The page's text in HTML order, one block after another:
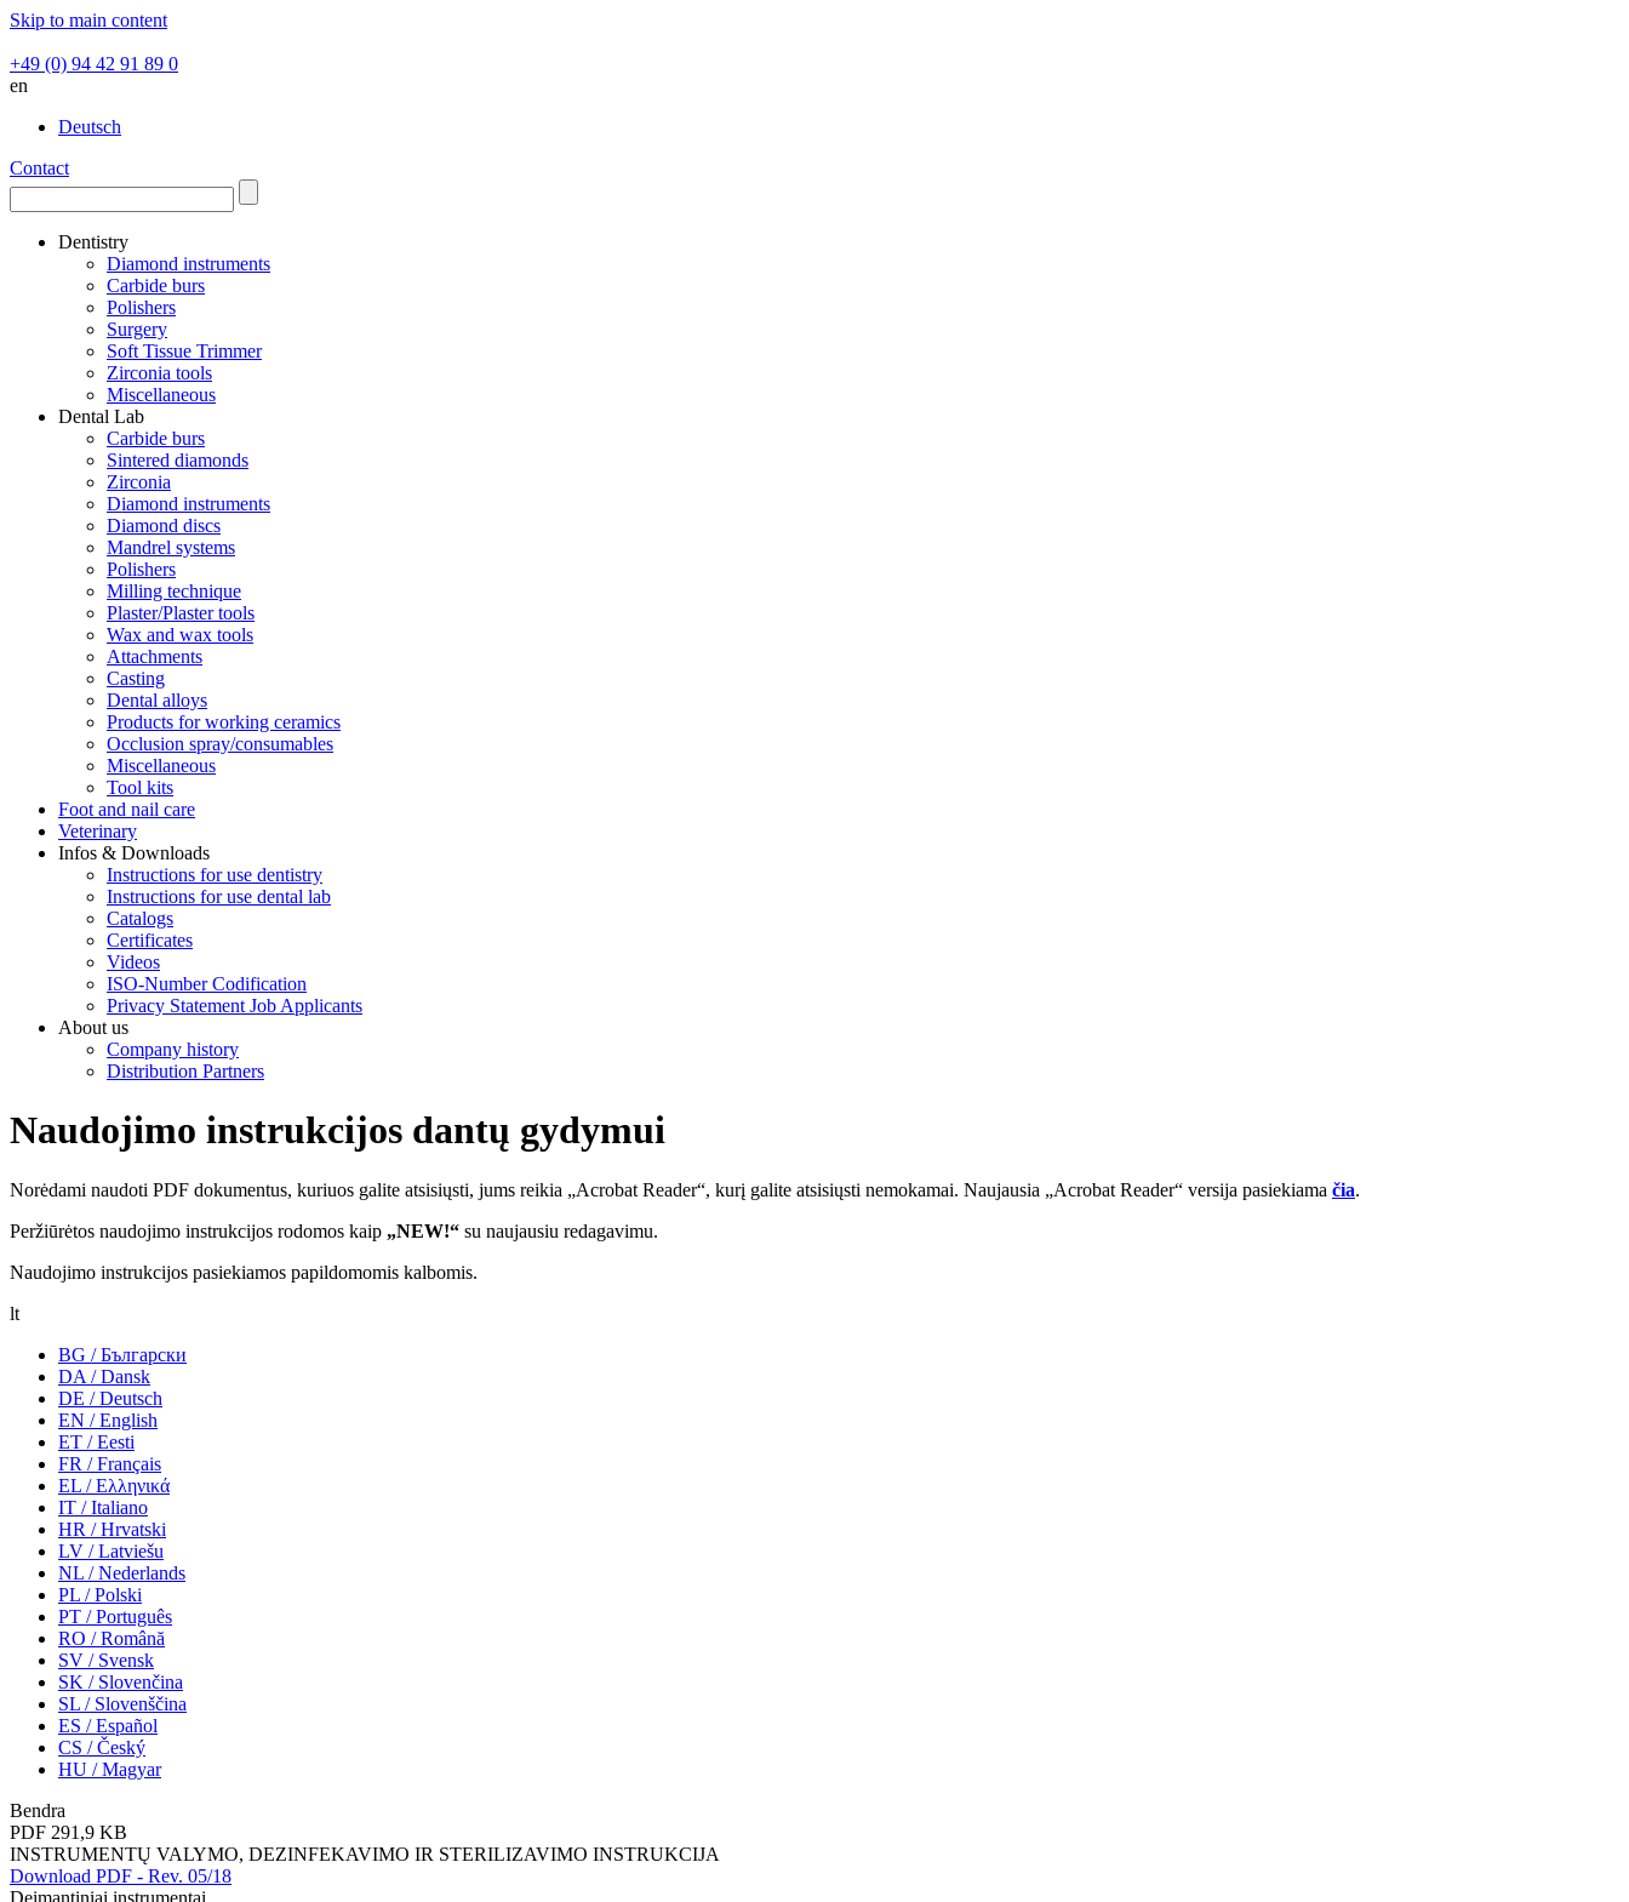
Skip to main content
+49 (0) 94 42 91 89 0
en
Deutsch
Contact
Dentistry
Diamond instruments
Carbide burs
Polishers
Surgery
Soft Tissue Trimmer
Zirconia tools
Miscellaneous
Dental Lab
Carbide burs
Sintered diamonds
Zirconia
Diamond instruments
Diamond discs
Mandrel systems
Polishers
Milling technique
Plaster/Plaster tools
Wax and wax tools
Attachments
Casting
Dental alloys
Products for working ceramics
Occlusion spray/consumables
Miscellaneous
Tool kits
Foot and nail care
Veterinary
Infos & Downloads
Instructions for use dentistry
Instructions for use dental lab
Catalogs
Certificates
Videos
ISO-Number Codification
Privacy Statement Job Applicants
About us
Company history
Distribution Partners
Naudojimo instrukcijos dantų gydymui
Norėdami naudoti PDF dokumentus, kuriuos galite atsisiųsti, jums reikia „Acrobat Reader“, kurį galite atsisiųsti nemokamai. Naujausia „Acrobat Reader“ versija pasiekiama čia.
Peržiūrėtos naudojimo instrukcijos rodomos kaip „NEW!“ su naujausiu redagavimu.
Naudojimo instrukcijos pasiekiamos papildomomis kalbomis.
lt
BG / Български
DA / Dansk
DE / Deutsch
EN / English
ET / Eesti
FR / Français
EL / Ελληνικά
IT / Italiano
HR / Hrvatski
LV / Latviešu
NL / Nederlands
PL / Polski
PT / Português
RO / Română
SV / Svensk
SK / Slovenčina
SL / Slovenščina
ES / Español
CS / Český
HU / Magyar
Bendra
PDF 291,9 KB
INSTRUMENTŲ VALYMO, DEZINFEKAVIMO IR STERILIZAVIMO INSTRUKCIJA
Download PDF - Rev. 05/18
Deimantiniai instrumentai